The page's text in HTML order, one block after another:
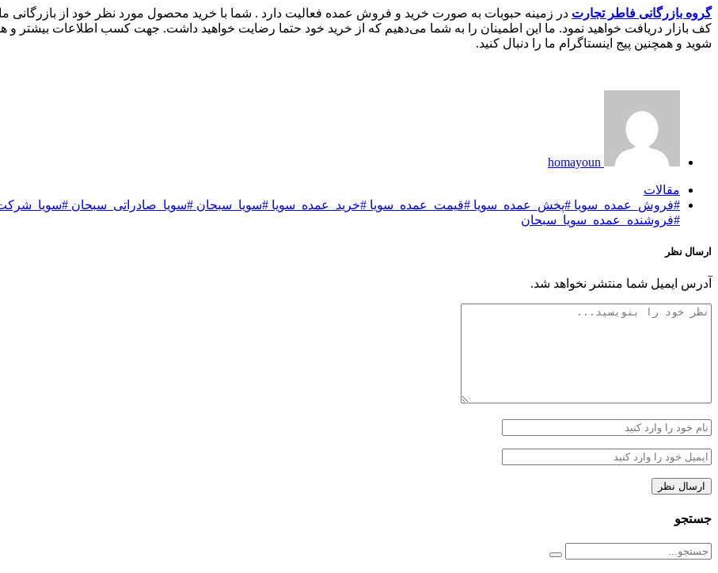
گروه بازرگانی فاطر تجارت در زمینه حبوبات به صورت خرید و فروش عمده فعالیت دارد . شما با خرید محصول مورد نظر خود از بازرگانی
کف بازار دریافت خواهید نمود. ما این اطمینان را به شما می‌دهیم که از خرید خود حتما رضایت خواهید داشت. جهت کسب اطلاعات بیشتر
شوید و همچنین پیج اینستاگرام ما را دنبال کنید.
homayoun
مقالات
#فروش_عمده_سویا #پخش_عمده_سویا #قیمت_عمده_سویا #خرید_عمده_سویا #سویا_سبحان #سویا_صادراتی_سبحان
#فروشنده_عمده_سویا_سبحان
ارسال نظر
آدرس ایمیل شما منتشر نخواهد شد.
جستجو